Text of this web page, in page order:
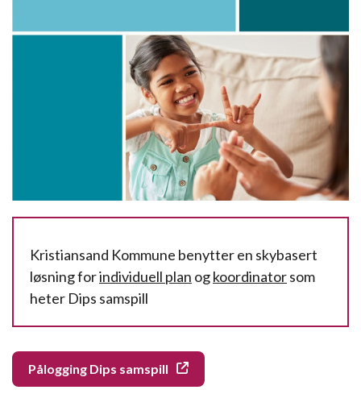
Kristiansand Kommune benytter en skybasert
løsning forindividuell plan ogkoordinatorsom
heter Dips samspill
Pålogging Dips samspill